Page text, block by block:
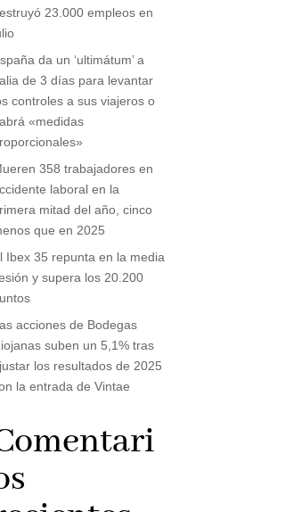
23.000 empleos en
da un ‘ultimátum’ a
de 3 días para levantar
controles a sus viajeros o
«medidas
358 trabajadores en
laboral en la
mitad del año, cinco
que en 2025
Ibex 35 repunta en la media
y supera los 20.200
acciones de Bodegas
suben un 5,1% tras
los resultados de 2025
la entrada de Vintae